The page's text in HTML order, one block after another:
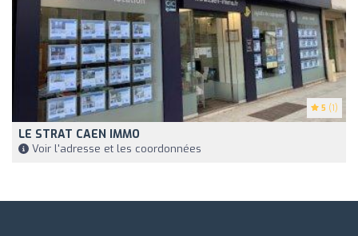
5 (1)
LE STRAT CAEN IMMO
Voir l'adresse et les coordonnées